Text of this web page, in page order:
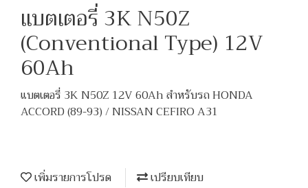
แบตเตอรี่ 3K N50Z
(Conventional Type) 12V
60Ah
แบตเตอรี่ 3K N50Z 12V 60Ah สำหรับรถ HONDA
ACCORD (89-93) / NISSAN CEFIRO A31
เพิ่มรายการโปรด
เปรียบเทียบ